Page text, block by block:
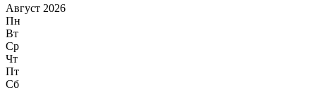
Август 2026
Пн
Вт
Ср
Чт
Пт
Сб